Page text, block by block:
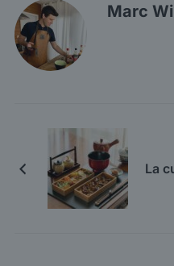
Marc
La